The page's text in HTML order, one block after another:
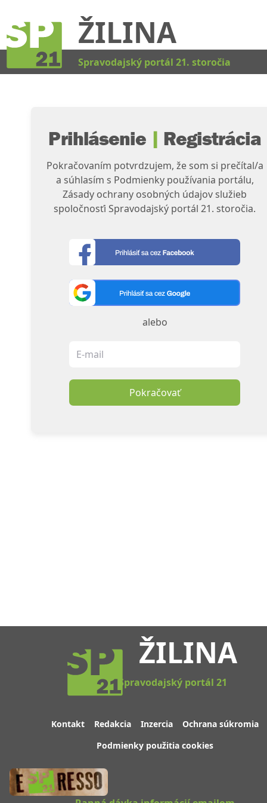
ŽILINA
Spravodajský portál 21. storočia
Prihlásenie | Registrácia
Pokračovaním potvrdzujem, že som si prečítal/a
a súhlasím s Podmienky používania portálu,
Zásady ochrany osobných údajov služieb
spoločnosťi Spravodajský portál 21. storočia.
alebo
Pokračovať
ŽILINA
Spravodajský portál 21
Kontakt Redakcia Inzercia
Ochrana súkromia
Podmienky použitia cookies